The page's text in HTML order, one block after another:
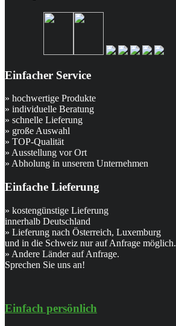
Einfacher Service
» hochwertige Produkte
» individuelle Beratung
» schnelle Lieferung
» große Auswahl
» TOP-Qualität
» Ausstellung vor Ort
» Abholung in unserem Unternehmen
Einfache Lieferung
» kostengünstige Lieferung
innerhalb Deutschland
» Lieferung nach Österreich, Luxemburg
und in die Schweiz nur auf Anfrage möglich.
» Andere Länder auf Anfrage.
Sprechen Sie uns an!
Einfach persönlich